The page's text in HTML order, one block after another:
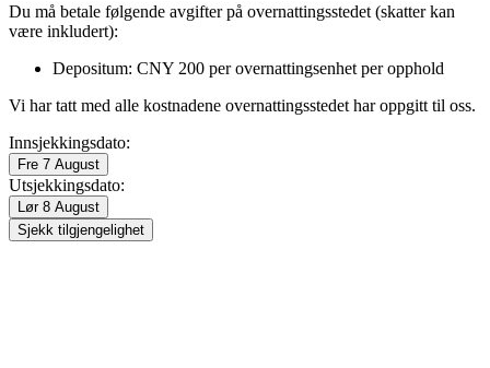
Du må betale følgende avgifter på overnattingsstedet (skatter kan
være inkludert):
Depositum: CNY 200 per overnattingsenhet per opphold
Vi har tatt med alle kostnadene overnattingsstedet har oppgitt til oss.
Innsjekkingsdato:
Fre 7 August
Utsjekkingsdato:
Lør 8 August
Sjekk tilgjengelighet